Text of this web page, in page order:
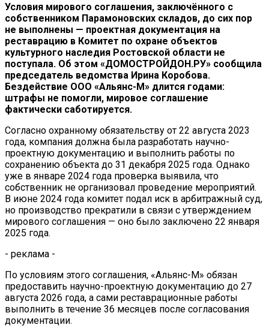
Условия мирового соглашения, заключённого с
собственником Парамоновских складов, до сих пор
не выполнены — проектная документация на
реставрацию в Комитет по охране объектов
культурного наследия Ростовской области не
поступала. Об этом «ДОМОСТРОЙДОН.РУ» сообщила
председатель ведомства Ирина Коробова.
Бездействие ООО «Альянс-М» длится годами:
штрафы не помогли, мировое соглашение
фактически саботируется.
Согласно охранному обязательству от 22 августа 2023
года, компания должна была разработать научно-
проектную документацию и выполнить работы по
сохранению объекта до 31 декабря 2025 года. Однако
уже в январе 2024 года проверка выявила, что
собственник не организовал проведение мероприятий.
В июне 2024 года комитет подал иск в арбитражный суд,
но производство прекратили в связи с утверждением
мирового соглашения — оно было заключено 22 января
2025 года.
- реклама -
По условиям этого соглашения, «Альянс-М» обязан
предоставить научно-проектную документацию до 27
августа 2026 года, а сами реставрационные работы
выполнить в течение 36 месяцев после согласования
документации.